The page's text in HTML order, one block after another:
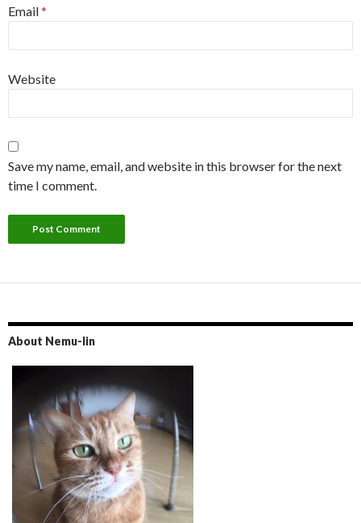
Email*
Website
Save my name, email, and website in this browser for the next
time I comment.
About Nemu-lin